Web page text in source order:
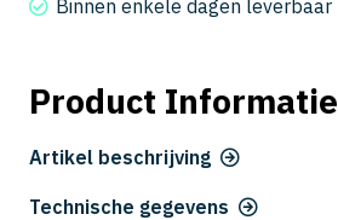
Binnen enkele dagen leverbaar
Product Informatie
Artikel beschrijving
Technische gegevens